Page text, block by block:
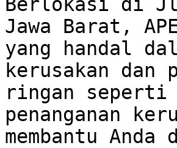
Jawa Barat,
yang handal
kerusakan
ringan
penanganan
membantu